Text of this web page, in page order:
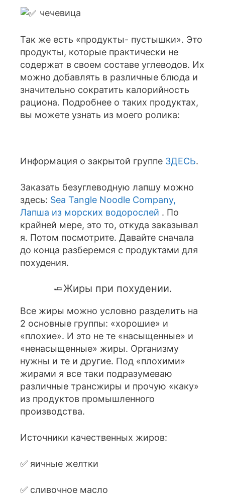
чечевица
Так же есть «продукты- пустышки». Это
продукты, которые практически не
содержат в своем составе углеводов. Их
можно добавлять в различные блюда и
значительно сократить калорийность
рациона. Подробнее о таких продуктах,
вы можете узнать из моего ролика:
Информация о закрытой группе ЗДЕСЬ.
Заказать безуглеводную лапшу можно
здесь: Sea Tangle Noodle Company,
Лапша из морских водорослей . По
крайней мере, это то, откуда заказывал
я. Потом посмотрите. Давайте сначала
до конца разберемся с продуктами для
похудения.
🧈Жиры при похудении.
Все жиры можно условно разделить на
2 основные группы: «хорошие» и
«плохие». И это не те «насыщенные» и
«ненасыщенные» жиры. Организму
нужны и те и другие. Под «плохими»
жирами я все таки подразумеваю
различные трансжиры и прочую «каку»
из продуктов промышленного
производства.
Источники качественных жиров:
✅ яичные желтки
✅ сливочное масло